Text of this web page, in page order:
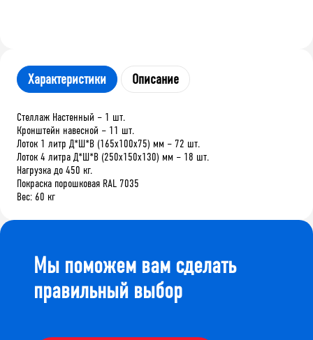
Характеристики Описание
Стеллаж Настенный – 1 шт.
Кронштейн навесной – 11 шт.
Лоток 1 литр Д*Ш*В (165х100х75) мм – 72 шт.
Лоток 4 литра Д*Ш*В (250х150х130) мм – 18 шт.
Нагрузка до 450 кг.
Покраска порошковая RAL 7035
Вес: 60 кг
Мы поможем вам сделать
правильный выбор